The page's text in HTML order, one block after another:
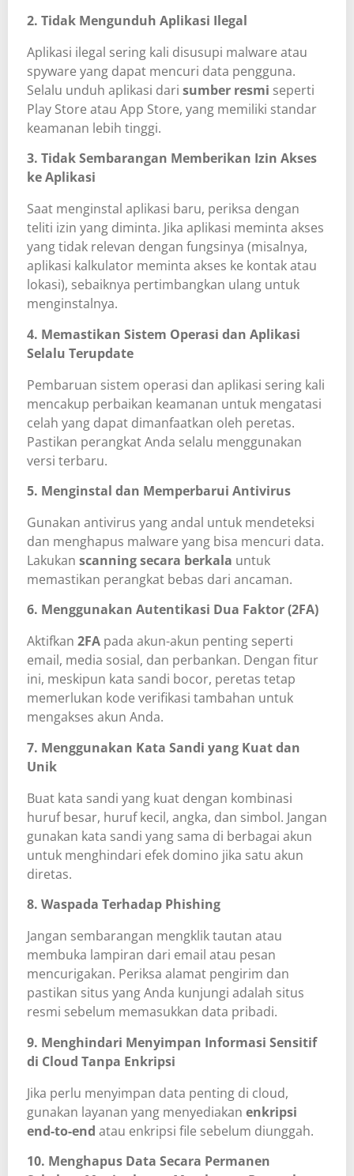
2. Tidak Mengunduh Aplikasi Ilegal
Aplikasi ilegal sering kali disusupi malware atau
spyware yang dapat mencuri data pengguna.
Selalu unduh aplikasi dari sumber resmi seperti
Play Store atau App Store, yang memiliki standar
keamanan lebih tinggi.
3. Tidak Sembarangan Memberikan Izin Akses
ke Aplikasi
Saat menginstal aplikasi baru, periksa dengan
teliti izin yang diminta. Jika aplikasi meminta akses
yang tidak relevan dengan fungsinya (misalnya,
aplikasi kalkulator meminta akses ke kontak atau
lokasi), sebaiknya pertimbangkan ulang untuk
menginstalnya.
4. Memastikan Sistem Operasi dan Aplikasi
Selalu Terupdate
Pembaruan sistem operasi dan aplikasi sering kali
mencakup perbaikan keamanan untuk mengatasi
celah yang dapat dimanfaatkan oleh peretas.
Pastikan perangkat Anda selalu menggunakan
versi terbaru.
5. Menginstal dan Memperbarui Antivirus
Gunakan antivirus yang andal untuk mendeteksi
dan menghapus malware yang bisa mencuri data.
Lakukan scanning secara berkala untuk
memastikan perangkat bebas dari ancaman.
6. Menggunakan Autentikasi Dua Faktor (2FA)
Aktifkan 2FA pada akun-akun penting seperti
email, media sosial, dan perbankan. Dengan fitur
ini, meskipun kata sandi bocor, peretas tetap
memerlukan kode verifikasi tambahan untuk
mengakses akun Anda.
7. Menggunakan Kata Sandi yang Kuat dan
Unik
Buat kata sandi yang kuat dengan kombinasi
huruf besar, huruf kecil, angka, dan simbol. Jangan
gunakan kata sandi yang sama di berbagai akun
untuk menghindari efek domino jika satu akun
diretas.
8. Waspada Terhadap Phishing
Jangan sembarangan mengklik tautan atau
membuka lampiran dari email atau pesan
mencurigakan. Periksa alamat pengirim dan
pastikan situs yang Anda kunjungi adalah situs
resmi sebelum memasukkan data pribadi.
9. Menghindari Menyimpan Informasi Sensitif
di Cloud Tanpa Enkripsi
Jika perlu menyimpan data penting di cloud,
gunakan layanan yang menyediakan enkripsi
end-to-end atau enkripsi file sebelum diunggah.
10. Menghapus Data Secara Permanen